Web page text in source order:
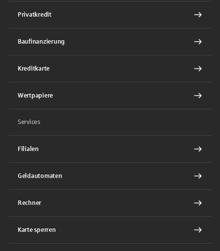
Privatkredit
Baufinanzierung
Kreditkarte
Wertpapiere
Services
Filialen
Geldautomaten
Rechner
Karte sperren